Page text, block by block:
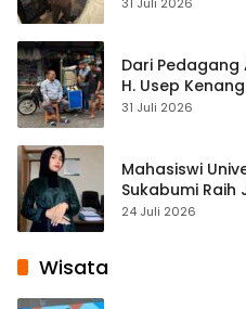
Dari Pedagang
H. Usep
Cisaat
31 Juli 2026
Mahasiswi
Sukabumi Raih
Pembelajaran
24 Juli 2026
Wisata